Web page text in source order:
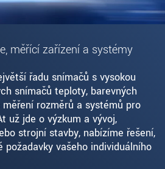
měřící zařízení a systémy
řadu snímačů s vysokou
snímačů teploty, barevných
rozměrů a systémů pro
už jde o výzkum a vývoj,
strojní stavby, nabízíme řešení,
vašeho individuálního